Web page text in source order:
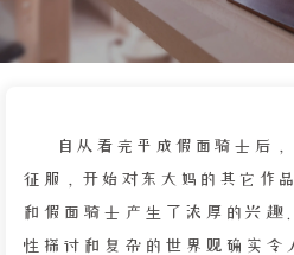
自从看完平成假面骑士后
征服，开始对东大妈的其它作
和假面骑士产生了浓厚的兴趣
性探讨和复杂的世界观确实令